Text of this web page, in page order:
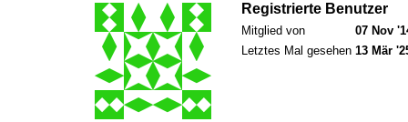
Registrierte Benutzer
Mitglied von
07 Nov
Letztes Mal gesehen 13 Mär